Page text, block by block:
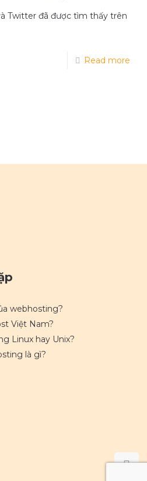
Twitter đã được tìm thấy trên
Read more
webhosting?
Việt Nam?
Linux hay Unix?
là gì?